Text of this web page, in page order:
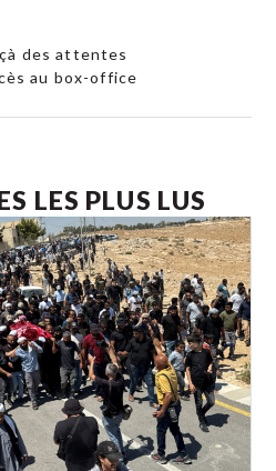
des attentes
au box-office
LES PLUS LUS